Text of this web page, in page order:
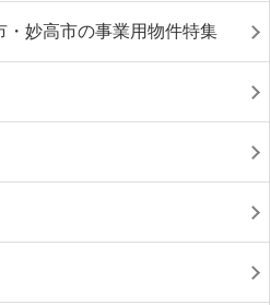
・妙高市の事業用物件特集